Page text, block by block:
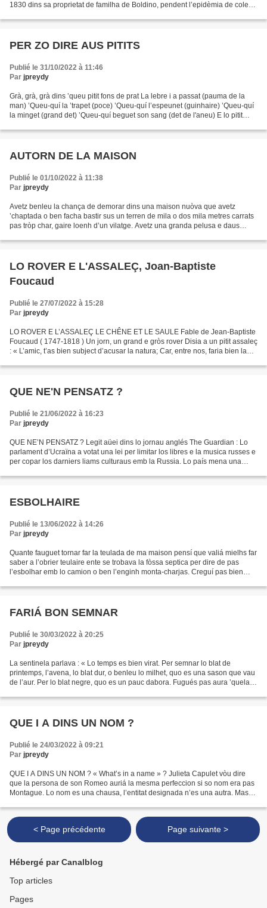
1830 dins sa proprietat de familha de Boldino, pendent l’epidèmia de colerà
PER ZO DIRE AUS PITITS
Publié le 31/10/2022 à 11:46
Par jpreydy
Grà, grà, grà dins ’queu pitit fons de prat La lebre i a passat (pauma de la
man) ’Queu-quí la ’trapet (poce) ’Queu-quí l’espeunet (guinhaire) ’Queu-quí
la minget (grand det) ’Queu-quí beguet son sang (det de l'aneu) E lo pitit
AUTORN DE LA MAISON
Publié le 01/10/2022 à 11:38
Par jpreydy
Avetz benleu la chança de demorar dins una maison nuòva que avetz
’chaptada o ben facha bastir sus un terren de mila o dos mila metres carrats
pas tròp char, gaire loenh d’un vilatge. Avetz una granda pelusa e daus
LO ROVER E L'ASSALEÇ, Joan-Baptiste
Foucaud
Publié le 27/07/2022 à 15:28
Par jpreydy
LO ROVER E L’ASSALEÇ LE CHÊNE ET LE SAULE Fable de Jean-Baptiste
Foucaud ( 1747-1818 ) Un jorn, un grand e gròs rover Disia a un pitit assaleç
: « L’amic, t’as bien subject d’acusar la natura; Car, entre nos, faria bien la
QUE NE'N PENSATZ ?
Publié le 21/06/2022 à 16:23
Par jpreydy
QUE NE’N PENSATZ ? Legit aüei dins lo jornau anglés The Guardian : Lo
parlament d’Ucraïna a votat una lei per limitar los libres e la musica russes e
per copar los darniers liams culturaus emb la Russia. Lo país mena una
ESBOLHAIRE
Publié le 13/06/2022 à 14:26
Par jpreydy
Quante fauguet tornar far la teulada de ma maison pensí que valiá mielhs far
saber a l’obrier teulaire ente se trobava la fòssa septica per dire de pas
l’esbolhar emb lo camion o ben l’enginh monta-charjas. Creguí pas bien
FARIÁ BON SEMNAR
Publié le 30/03/2022 à 20:25
Par jpreydy
La sentinela parlava : « Lo temps es bien virat. Per semnar lo blat de
printemps, l’avena, lo blat dur, o benleu lo milhet, quo es una sason que vau
de l’aur. Per lo blat negre, quo es un pauc dabora. Fugués pas aura ’quela
QUE I A DINS UN NOM ?
Publié le 24/03/2022 à 09:21
Par jpreydy
QUE I A DINS UN NOM ? « What’s in a name » ? Julieta Capulet vòu dire
que la persona de son Romeo auriá la mesma perfeccion si so nom era pas
Montague. Lo nom es una chausa, l’entitat designada n’es una autra. Mas
< Page précédente Page suivante >
Hébergé par Canalblog
Top articles
Pages